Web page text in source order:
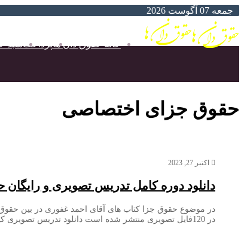
جمعه 07 آگوست 2026
خانه حقوق دان هاپرداختسبد
حقوق جزای اختصاصی
اکتبر 27, 2023
دانلود دوره کامل تدریس تصویری و
در موضوع حقوق جزا کتاب های آقای احمد غفوری در بین
در 120فایل تصویری منتشر شده است دانلود تدریس تصویری کیفیت 1080 جزا توسط استاد احمد غفوری از کانال حقوقدان ها در روبیکا (به صورت درس به درس جدا جدا) دانلود تدریس تصویری…